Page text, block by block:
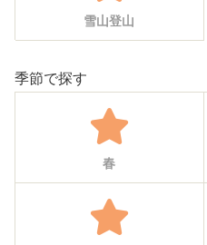
雪山登山
季節で探す
春